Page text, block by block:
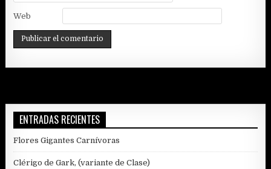
Web
ENTRADAS RECIENTES
Flores Gigantes Carnívoras
Clérigo de Gark, (variante de Clase)